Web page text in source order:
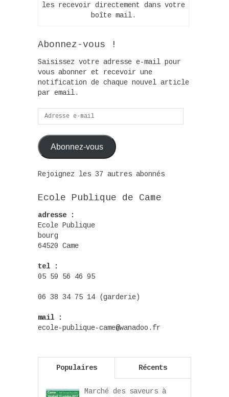
les recevoir directement dans votre
boîte mail.
Abonnez-vous !
Saisissez votre adresse e-mail pour
vous abonner et recevoir une
notification de chaque nouvel article
par email.
Adresse
e-
mail
Abonnez-vous
Rejoignez les 37 autres abonnés
Ecole Publique de Came
adresse :
Ecole Publique
bourg
64520 Came
tel :
05 59 56 46 95
06 38 34 75 14 (garderie)
mail :
ecole-publique-came@wanadoo.fr
Populaires Récents
Marché des saveurs à